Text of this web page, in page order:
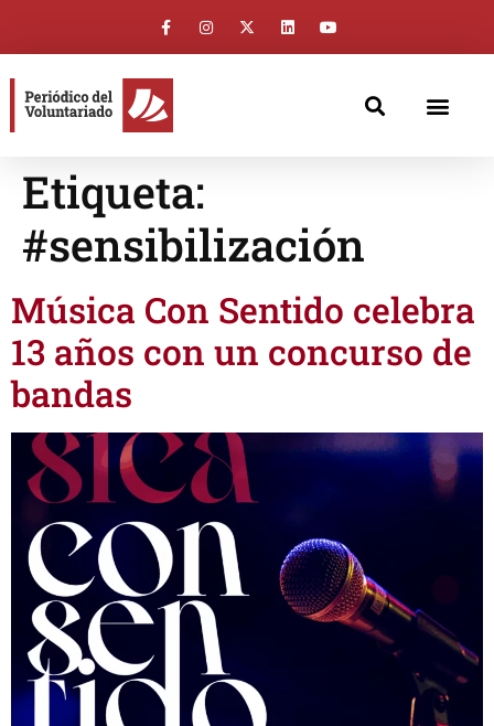
Etiqueta:
#sensibilización
Música Con Sentido celebra
13 años con un concurso de
bandas